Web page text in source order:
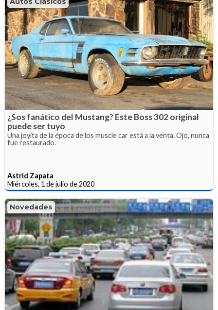
¿Sos fanático del Mustang? Este Boss 302 original
puede ser tuyo
Una joyita de la época de los muscle car está a la venta. Ojo, nunca
fue restaurado.
Astrid Zapata
Miércoles, 1 de julio de 2020
Novedades